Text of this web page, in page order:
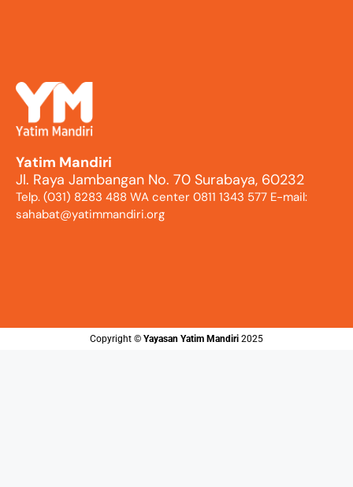
Yatim Mandiri
Jl. Raya Jambangan No. 70 Surabaya, 60232
Telp. (031) 8283 488 WA center 0811 1343 577 E-mail:
sahabat@yatimmandiri.org
Copyright ©️ Yayasan Yatim Mandiri 2025